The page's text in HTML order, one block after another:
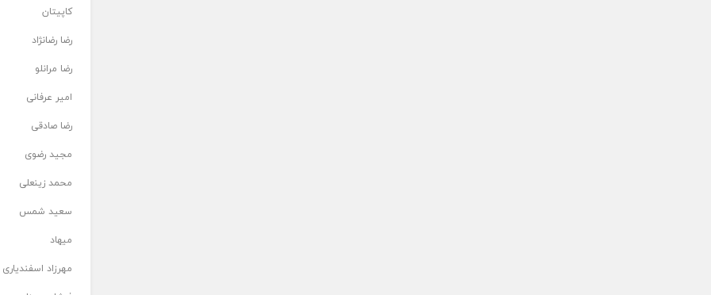
کاپیتان
رضا رضانژاد
رضا مرانلو
امیر عرفانی
رضا صادقی
مجید رضوی
محمد زینعلی
سعید شمس
میهاد
مهرزاد اسفندیاری